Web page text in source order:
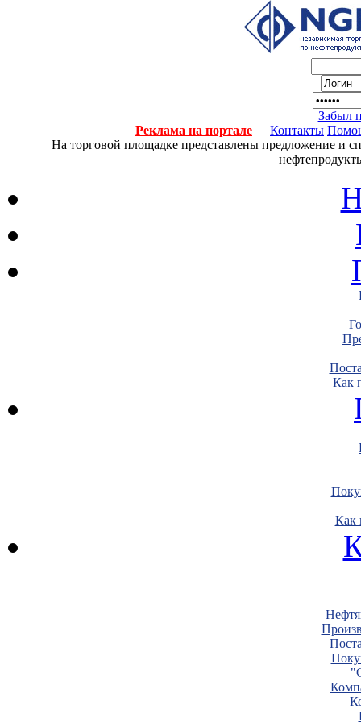
Забыл
Реклама на портале
Контакты
На торговой площадке представлены предложение и
Как
Как